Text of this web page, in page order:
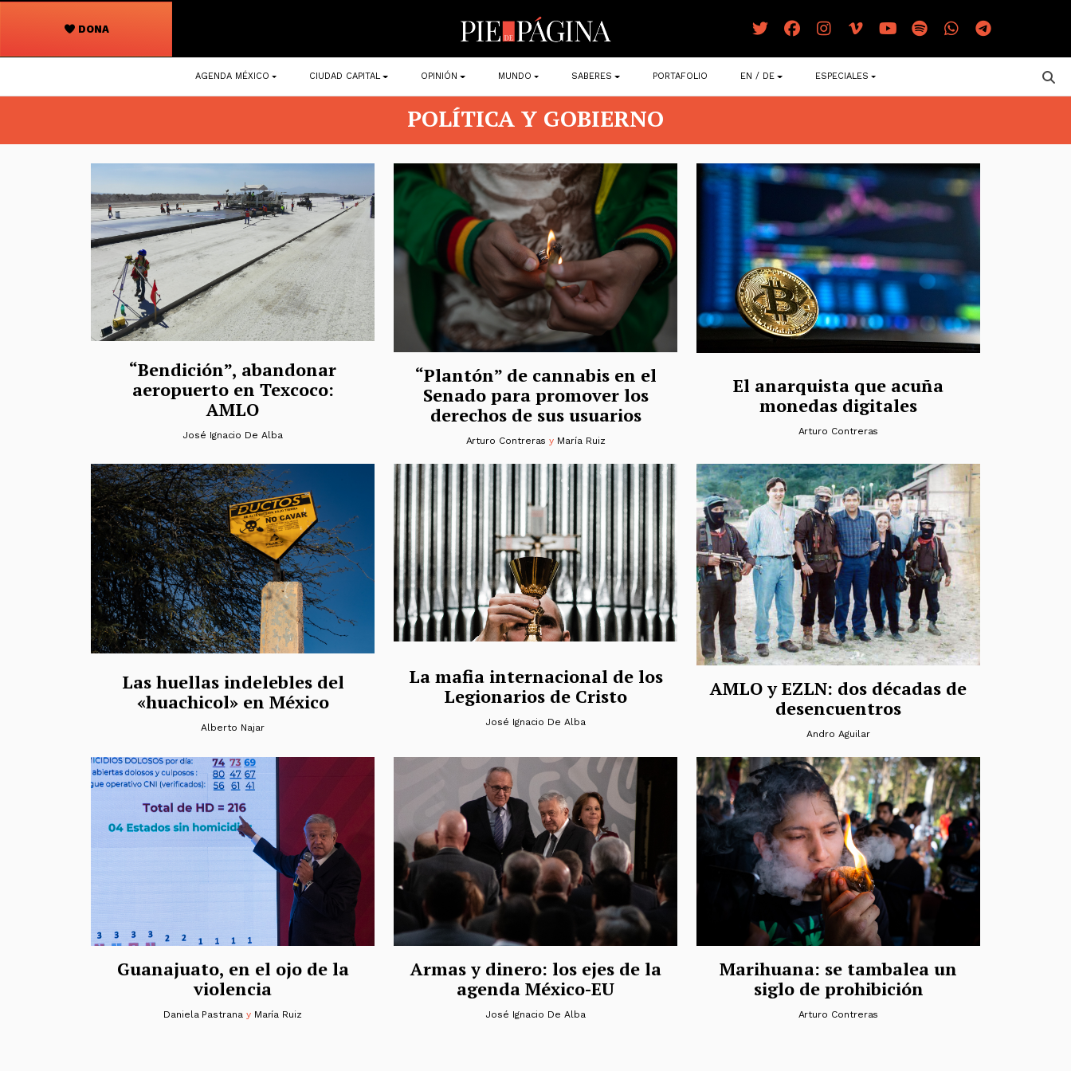
DONA
Navegación
principal
AGENDA MÉXICO CIUDAD CAPITAL OPINIÓN MUNDO SABERES PORTAFOLIO EN / DE ESPECIALES
POLÍTICA Y GOBIERNO
“Bendición”, abandonar
aeropuerto en Texcoco:
AMLO
José Ignacio De Alba
“Plantón” de cannabis en el
Senado para promover los
derechos de sus usuarios
Arturo Contreras y María Ruiz
El anarquista que acuña
monedas digitales
Arturo Contreras
Las huellas indelebles del
«huachicol» en México
Alberto Najar
La mafia internacional de los
Legionarios de Cristo
José Ignacio De Alba
AMLO y EZLN: dos décadas de
desencuentros
Andro Aguilar
Guanajuato, en el ojo de la
violencia
Daniela Pastranay María Ruiz
Armas y dinero: los ejes de la
agenda México-EU
José Ignacio De Alba
Marihuana: se tambalea un
siglo de prohibición
Arturo Contreras